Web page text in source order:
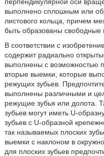
выполнено сплошным или
листового кольца, причем
быть образованы свободные
В соответствии с
содержит радиально
выполнены с возможностью
вторые выемки, которые
режущих зубьев.
выполнены различными и
режущие зубья или долота.
зубьев могут иметь U-
зубьев с U-образной
так называемых плоских
выемки с наклоном в
для плоских зубьев